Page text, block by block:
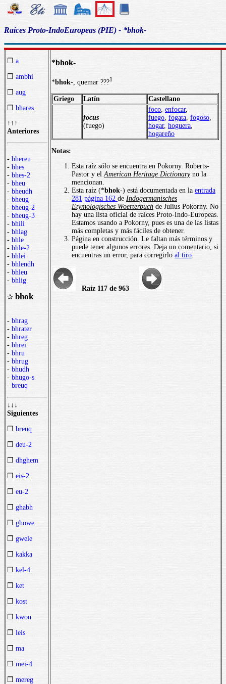
Raíces Proto-IndoEuropeas (PIE) - *bhok-
❒ a
❒ ambhi
❒ aug
❒ bhares
↑↑↑
Anteriores
- bhereu
- bhes
- bhes-2
- bheu
- bheudh
- bheug
- bheug-2
- bheug-3
- bhili
- bhlag
- bhle
- bhle-2
- bhlei
- bhlendh
- bhleu
- bhlig
✰ bhok
- bhrag
- bhrater
- bhreg
- bhrei
- bhru
- bhrug
- bhudh
- bhugo-s
- breuq
↓↓↓
Siguientes
❒ breuq
❒ deu-2
❒ dhghem
❒ eis-2
❒ eu-2
❒ ghabh
❒ ghowe
❒ gwele
❒ kakka
❒ kel-4
❒ ket
❒ kost
❒ kwon
❒ leis
❒ ma
❒ mei-4
❒ mereg
*bhok-
*bhok-, quemar ???1
Griego Latín Castellano
focus
(fuego)
foco, enfocar,
fuego, fogata, fogoso,
hogar, hoguera,
hogareño
Notas:
Esta raíz sólo se encuentra en Pokorny. Roberts-
Pastor y elAmerican Heritage Dictionaryno la
mencionan.
Esta raíz (*bhok-) está documentada en la entrada
281 página 162 de Indogermanisches
Etymologisches Woerterbuch de Julius Pokorny. No
hay una lista oficial de raíces Proto-Indo-Europeas.
Estamos usando a Pokorny, pues es una de las listas
más completas y más fáciles de obtener.
Página en construcción. Le faltan más términos y
puede tener algunos errores. Deja un comentario, si
encuentras un error, para corregirlo al tiro.
Raíz 117 de 963